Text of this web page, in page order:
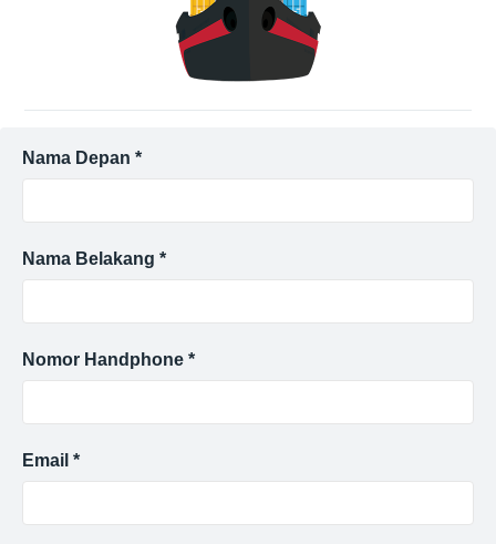
Nama Depan *
Nama Belakang *
Nomor Handphone *
Email *